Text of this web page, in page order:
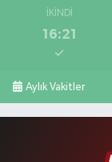
İKINDI
16:21
Aylık Vakitler